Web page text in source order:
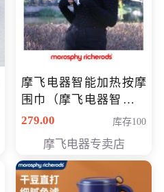
摩飞电器智能加热按摩
围巾（摩飞电器智能加
热按摩围脖） 会员专享
279.00 库存100
摩飞电器专卖店